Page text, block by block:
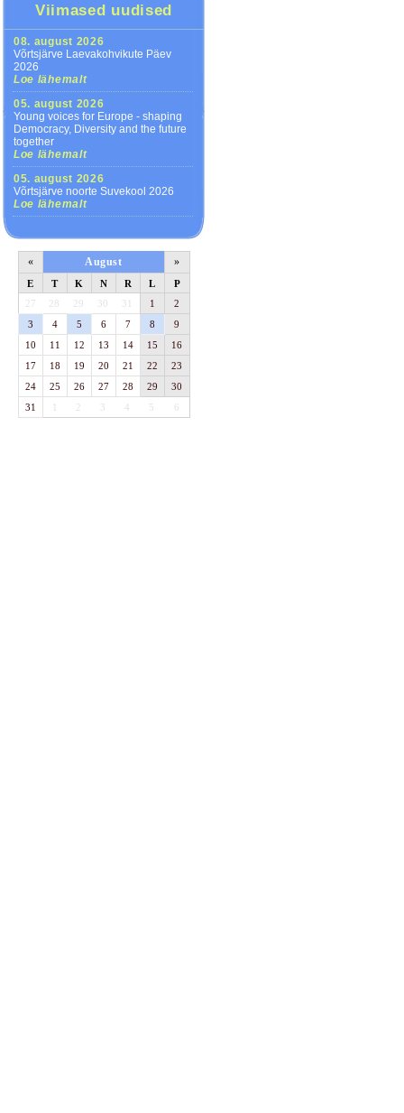
Viimased uudised
08. august 2026
Võrtsjärve Laevakohvikute Päev
2026
Loe lähemalt
05. august 2026
Young voices for Europe - shaping
Democracy, Diversity and the future
together
Loe lähemalt
05. august 2026
Võrtsjärve noorte Suvekool 2026
Loe lähemalt
« August »
E T K N R L
P
27
28 29 30 31 1
2
3
4 5 6 7 8
9
10
11 12 13 14 15
16
17
18 19 20 21 22
23
24
25 26 27 28 29
30
31
1 3 4 5 6